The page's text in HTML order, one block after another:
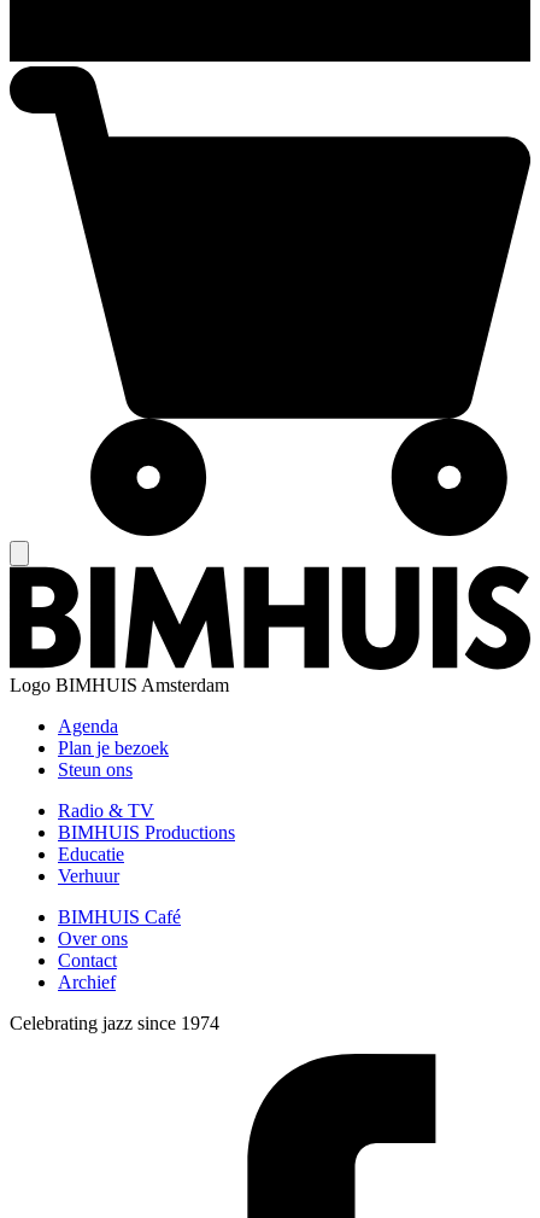
Logo BIMHUIS Amsterdam
Agenda
Plan je bezoek
Steun ons
Radio & TV
BIMHUIS Productions
Educatie
Verhuur
BIMHUIS Café
Over ons
Contact
Archief
Celebrating jazz since 1974